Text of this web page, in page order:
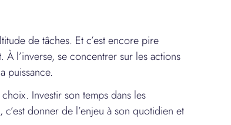
de tâches. Et c’est encore pire
l’inverse, se concentrer sur les actions
puissance.
Investir son temps dans les
donner de l’enjeu à son quotidien et